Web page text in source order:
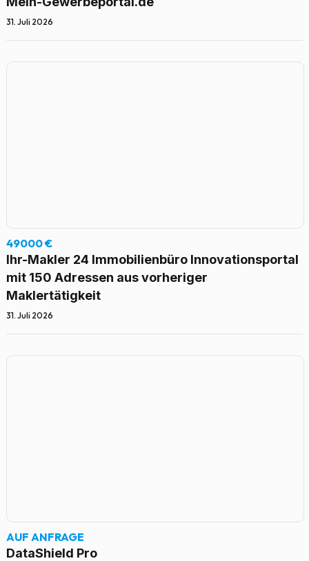
31. Juli 2026
49000 €
Ihr-Makler 24 Immobilienbüro Innovationsportal
mit 150 Adressen aus vorheriger
Maklertätigkeit
31. Juli 2026
AUF ANFRAGE
DataShield Pro